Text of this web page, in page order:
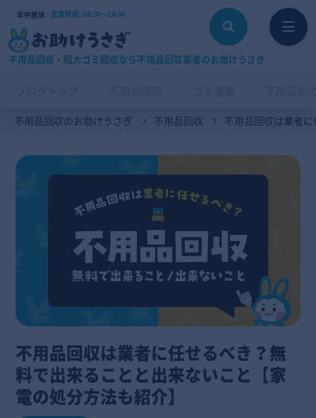
年中無休 営業時間: 08:00〜24:00
不用品回収・粗大ゴミ回収なら不用品回収業者のお助けうさぎ
不用品回収のお助けうさぎ 不用品回収 不用品回収は業者
不用品回収は業者に任せるべき？無
料で出来ることと出来ないこと【家
電の処分方法も紹介】